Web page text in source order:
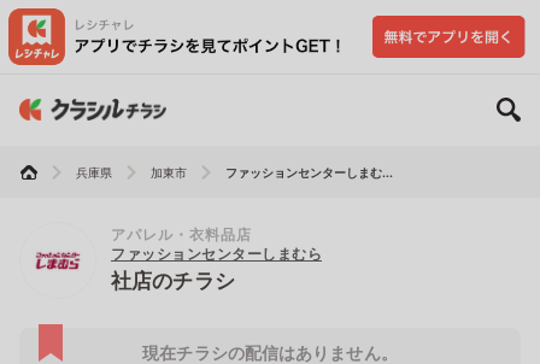
兵庫県 加東市 ファッションセンターしまむ...
アパレル・衣料品店
ファッションセンターしまむら
社店のチラシ
現在チラシの配信はありません。